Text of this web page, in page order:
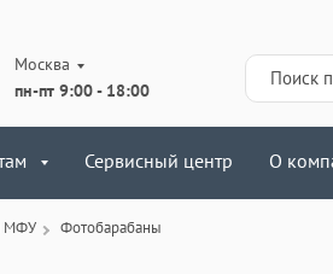
Москва
пн-пт 9:00 - 18:00
Сервисный центр О
МФУ Фотобарабаны